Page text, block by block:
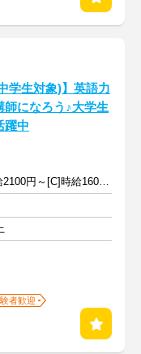
学生対象)】英語力
師になろう♪大学生
躍中
[A]時給2500円～[B]時給2100円～[C]時給1600円～ ※生徒数による
者歓迎